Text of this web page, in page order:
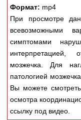
Новости (244)
Медицинская
Нормативы
Нормы
исследований
Добавить материал
FAQ
Формат: mp4
При просмотре
всевозможными
симптомами
интерпретацией,
мозжечка. Для
патологией
Вы можете
осмотра
ссылку под видео.